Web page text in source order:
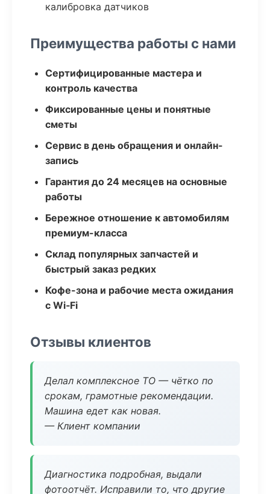
калибровка датчиков
Преимущества работы с нами
Сертифицированные мастера и
контроль качества
Фиксированные цены и понятные
сметы
Сервис в день обращения и онлайн-
запись
Гарантия до 24 месяцев на основные
работы
Бережное отношение к автомобилям
премиум-класса
Склад популярных запчастей и
быстрый заказ редких
Кофе-зона и рабочие места ожидания
с Wi‑Fi
Отзывы клиентов
Делал комплексное ТО — чётко по
срокам, грамотные рекомендации.
Машина едет как новая.
— Клиент компании
Диагностика подробная, выдали
фотоотчёт. Исправили то, что другие